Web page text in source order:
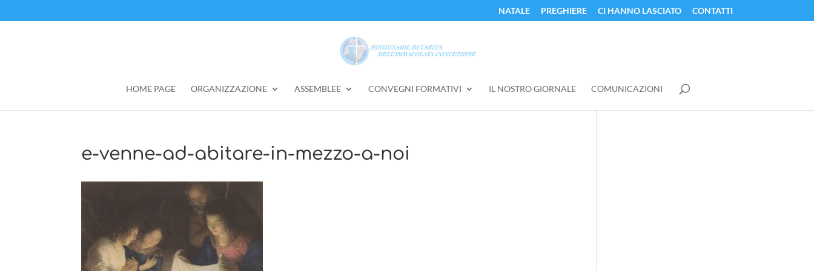
NATALE PREGHIERE CI HANNO LASCIATO CONTATTI
HOME PAGE ORGANIZZAZIONE ASSEMBLEE CONVEGNI FORMATIVI IL NOSTRO GIORNALE COMUNICAZIONI
e-venne-ad-abitare-in-mezzo-a-noi